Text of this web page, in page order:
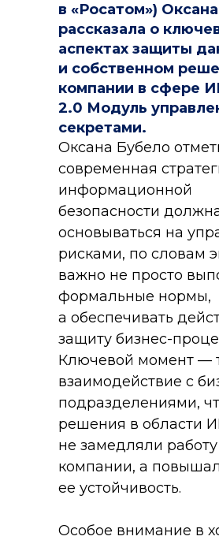
в «Росатом»)
рассказала о
аспектах защиты
и собственном
компании в сфере
2.0 Модуль
секретами.
Оксана Бубело
современная
информационной
безопасности
основываться на
рисками, по словам
важно не просто
формальные нормы,
а обеспечивать
защиту бизнес-
Ключевой момент —
взаимодействие с
подразделениями,
решения в области
не замедляли работу
компании, а
ее устойчивость.
Особое внимание в